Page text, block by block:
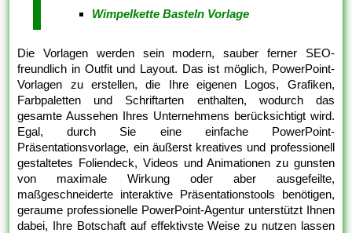
Wimpelkette Basteln Vorlage
Die Vorlagen werden sein modern, sauber ferner SEO-
freundlich in Outfit und Layout. Das ist möglich, PowerPoint-
Vorlagen zu erstellen, die Ihre eigenen Logos, Grafiken,
Farbpaletten und Schriftarten enthalten, wodurch das
gesamte Aussehen Ihres Unternehmens berücksichtigt wird.
Egal, durch Sie eine einfache PowerPoint-
Präsentationsvorlage, ein äußerst kreatives und professionell
gestaltetes Foliendeck, Videos und Animationen zu gunsten
von maximale Wirkung oder aber ausgefeilte,
maßgeschneiderte interaktive Präsentationstools benötigen,
geraume professionelle PowerPoint-Agentur unterstützt Ihnen
dabei, Ihre Botschaft auf effektivste Weise zu nutzen lassen